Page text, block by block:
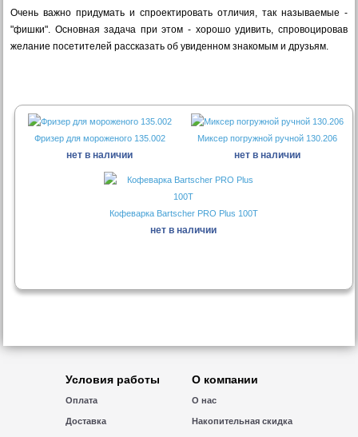
Очень важно придумать и спроектировать отличия, так называемые -
"фишки". Основная задача при этом - хорошо удивить, спровоцировав
желание посетителей рассказать об увиденном знакомым и друзьям.
Фризер для мороженого 135.002
нет в наличии
Миксер погружной ручной 130.206
нет в наличии
Кофеварка Bartscher PRO Plus 100T
нет в наличии
Условия работы
Оплата
Доставка
О компании
О нас
Накопительная скидка